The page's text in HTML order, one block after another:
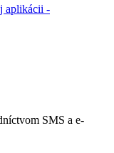
aplikácii -
SMS a e-